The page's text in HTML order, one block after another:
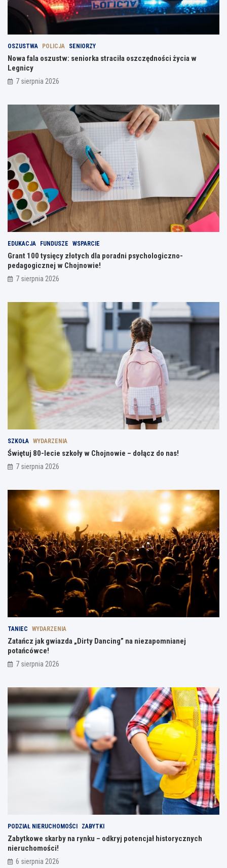
OSZUSTWA POLICJA SENIORZY
Nowa fala oszustw: seniorka straciła oszczędności życia w
Legnicy
7 sierpnia 2026
EDUKACJA FUNDUSZE WSPARCIE
Grant 100 tysięcy złotych dla poradni psychologiczno-
pedagogicznej w Chojnowie!
7 sierpnia 2026
SZKOŁA WYDARZENIA
Świętuj 80-lecie szkoły w Chojnowie – dołącz do nas!
7 sierpnia 2026
TANIEC WYDARZENIA
Zatańcz jak gwiazda „Dirty Dancing” na niezapomnianej
potańcówce!
7 sierpnia 2026
PODZIAŁ NIERUCHOMOŚCI ZABYTKI
Zabytkowe skarby na rynku – odkryj potencjał historycznych
nieruchomości!
6 sierpnia 2026